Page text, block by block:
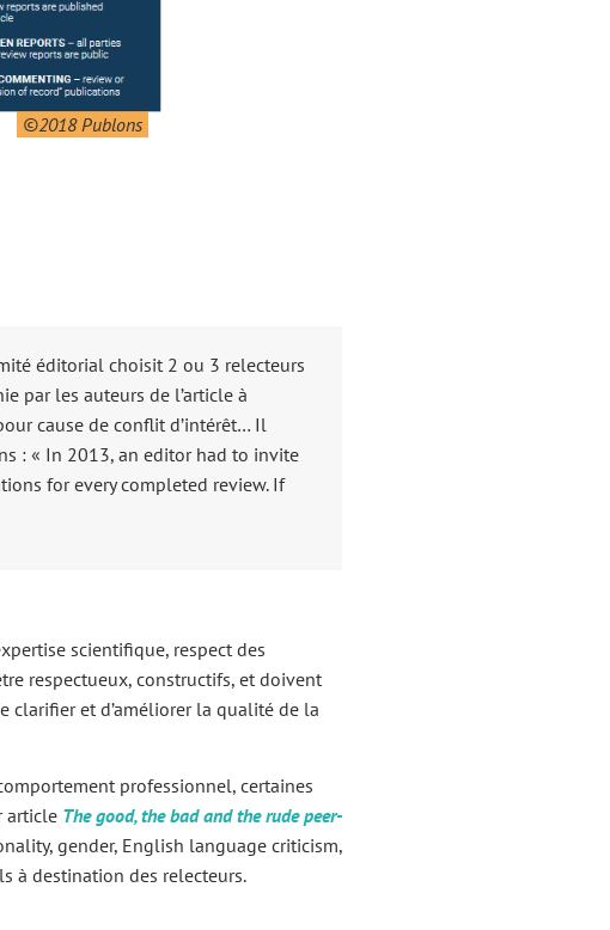
©2018 Publons
éditorial choisit 2 ou 3 relecteurs
par les auteurs de l’article à
cause de conflit d’intérêt… Il
: « In 2013, an editor had to invite
for every completed review. If
scientifique, respect des
respectueux, constructifs, et doivent
clarifier et d’améliorer la qualité de la
professionnel, certaines
article The good, the bad and the rude peer-
gender, English language criticism,
à destination des relecteurs.